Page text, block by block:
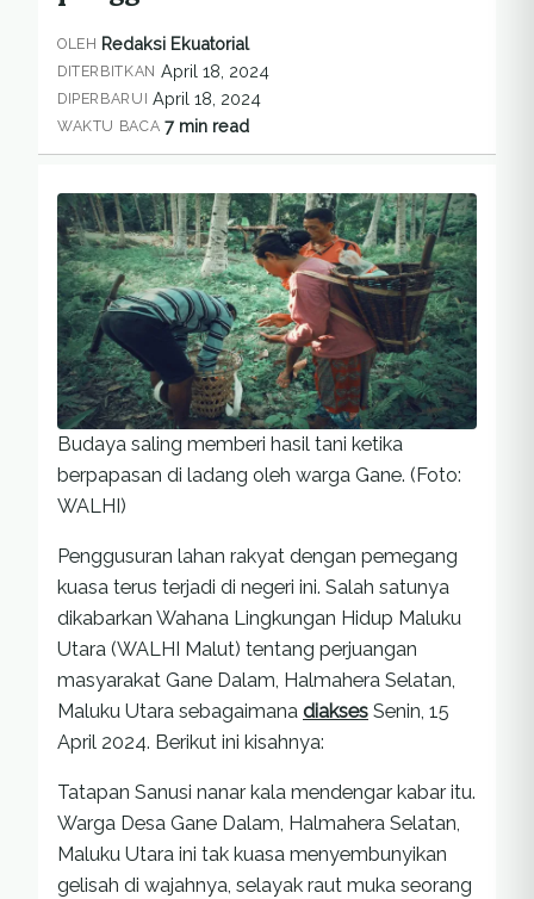
OLEH Redaksi Ekuatorial
DITERBITKAN April 18, 2024
DIPERBARUI April 18, 2024
WAKTU BACA 7 min read
Budaya saling memberi hasil tani ketika
berpapasan di ladang oleh warga Gane. (Foto:
WALHI)
Penggusuran lahan rakyat dengan pemegang
kuasa terus terjadi di negeri ini. Salah satunya
dikabarkan Wahana Lingkungan Hidup Maluku
Utara (WALHI Malut) tentang perjuangan
masyarakat Gane Dalam, Halmahera Selatan,
Maluku Utara sebagaimana diakses Senin, 15
April 2024. Berikut ini kisahnya:
Tatapan Sanusi nanar kala mendengar kabar itu.
Warga Desa Gane Dalam, Halmahera Selatan,
Maluku Utara ini tak kuasa menyembunyikan
gelisah di wajahnya, selayak raut muka seorang